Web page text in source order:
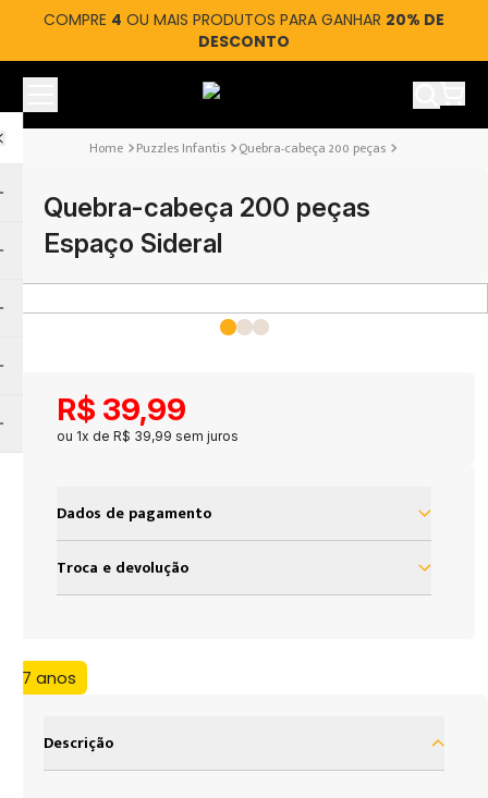
COMPRE 4 OU MAIS PRODUTOS PARA GANHAR 20% DE
DESCONTO
Ver
Puzzles Infantis Quebra-cabeça 200 peças
Quebra-cabeça 200 peças
Espaço Sideral
R$ 39,99
ou 1x de R$ 39,99 sem juros
Dados de pagamento
à vista R$ 39,99
Troca e devolução
Assim, definimos uma política de troca e devolução
baseada no código de defesa do consumidor que
presentes condições são as cláusulas de
contratação por adesão que você, consumidor,
+7 anos
Descrição